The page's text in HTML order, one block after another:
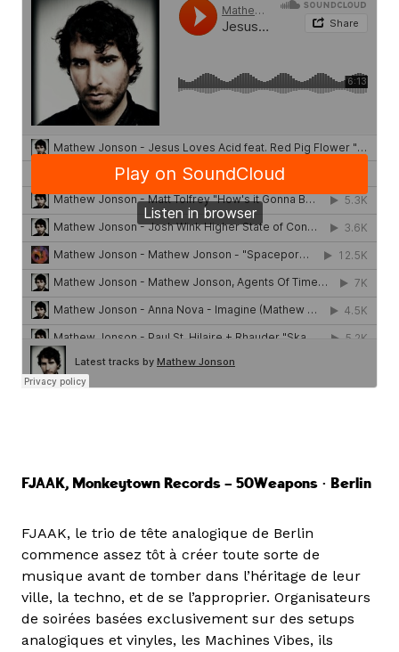
FJAAK, Monkeytown Records – 50Weapons • Berlin
FJAAK, le trio de tête analogique de Berlin
commence assez tôt à créer toute sorte de
musique avant de tomber dans l’héritage de leur
ville, la techno, et de se l’approprier. Organisateurs
de soirées basées exclusivement sur des setups
analogiques et vinyles, les Machines Vibes, ils